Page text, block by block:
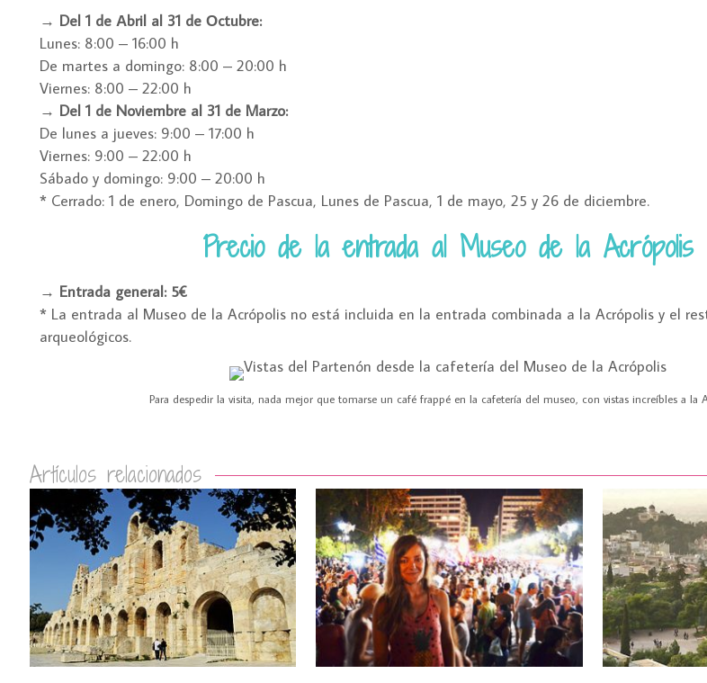
→ Del 1 de Αbril al 31 de Οctubre:
Lunes: 8:00 – 16:00 h
De martes a domingo: 8:00 – 20:00 h
Viernes: 8:00 – 22:00 h
→ Del 1 de Noviembre al 31 de Marzo:
De lunes a jueves: 9:00 – 17:00 h
Viernes: 9:00 – 22:00 h
Sábado y domingo: 9:00 – 20:00 h
* Cerrado: 1 de enero, Domingo de Pascua, Lunes de Pascua, 1 de mayo, 25 y 26 de diciembre.
Precio de la entrada al Museo de la Acrópolis
→ Entrada general: 5€
* La entrada al Museo de la Acrópolis no está incluida en la entrada combinada a la Acrópolis y el
arqueológicos.
Para despedir la visita, nada mejor que tomarse un café frappé en la cafetería del museo, con vistas increíbles a la
Artículos relacionados